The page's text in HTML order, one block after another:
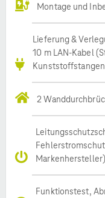
Montage und
Lieferung &
10 m LAN-Kabel
2
Markenhersteller)
Funktionstest,